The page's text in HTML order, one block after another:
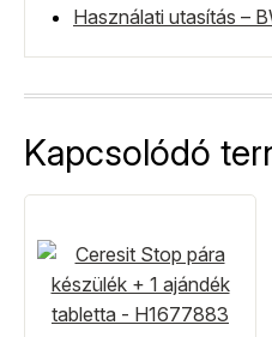
Használati utasítás –
Kapcsolódó